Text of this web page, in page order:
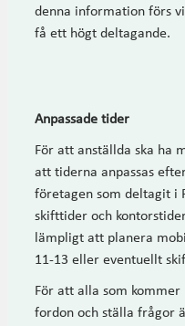
denna information förs
få ett högt deltagande.
Anpassade tider
För att anställda ska ha
att tiderna anpassas
företagen som deltagit i
skifttider och
lämpligt att planera
11-13 eller eventuellt
För att alla som
fordon och ställa frågor